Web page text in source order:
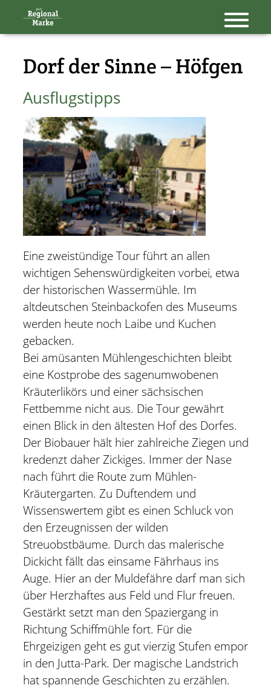
Navigation
Dorf der Sinne – Höfgen
Ausflugstipps
Eine zweistündige Tour führt an allen
wichtigen Sehenswürdigkeiten vorbei, etwa
der historischen Wassermühle. Im
altdeutschen Steinbackofen des Museums
werden heute noch Laibe und Kuchen
gebacken.
Bei amüsanten Mühlengeschichten bleibt
eine Kostprobe des sagenumwobenen
Kräuterlikörs und einer sächsischen
Fettbemme nicht aus. Die Tour gewährt
einen Blick in den ältesten Hof des Dorfes.
Der Biobauer hält hier zahlreiche Ziegen und
kredenzt daher Zickiges. Immer der Nase
nach führt die Route zum Mühlen-
Kräutergarten. Zu Duftendem und
Wissenswertem gibt es einen Schluck von
den Erzeugnissen der wilden
Streuobstbäume. Durch das malerische
Dickicht fällt das einsame Fährhaus ins
Auge. Hier an der Muldefähre darf man sich
über Herzhaftes aus Feld und Flur freuen.
Gestärkt setzt man den Spaziergang in
Richtung Schiffmühle fort. Für die
Ehrgeizigen geht es gut vierzig Stufen empor
in den Jutta-Park. Der magische Landstrich
hat spannende Geschichten zu erzählen.